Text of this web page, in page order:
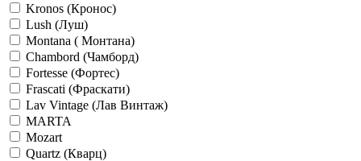
Kronos (Кронос)
Lush (Луш)
Montana ( Монтана)
Chambord (Чамборд)
Fortesse (Фортес)
Frascati (Фраскати)
Lav Vintage (Лав Винтаж)
MARTA
Mozart
Quartz (Кварц)